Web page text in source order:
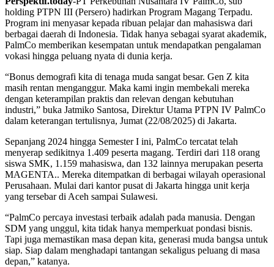
holding PTPN III (Persero) hadirkan Program Magang Terpadu.
Program ini menyasar kepada ribuan pelajar dan mahasiswa dari
berbagai daerah di Indonesia. Tidak hanya sebagai syarat akademik,
PalmCo memberikan kesempatan untuk mendapatkan pengalaman
vokasi hingga peluang nyata di dunia kerja.
“Bonus demografi kita di tenaga muda sangat besar. Gen Z kita
masih rentan menganggur. Maka kami ingin membekali mereka
dengan keterampilan praktis dan relevan dengan kebutuhan
industri,” buka Jatmiko Santosa, Direktur Utama PTPN IV PalmCo
dalam keterangan tertulisnya, Jumat (22/08/2025) di Jakarta.
Sepanjang 2024 hingga Semester I ini, PalmCo tercatat telah
menyerap sedikitnya 1.409 peserta magang. Terdiri dari 118 orang
siswa SMK, 1.159 mahasiswa, dan 132 lainnya merupakan peserta
MAGENTA.. Mereka ditempatkan di berbagai wilayah operasional
Perusahaan. Mulai dari kantor pusat di Jakarta hingga unit kerja
yang tersebar di Aceh sampai Sulawesi.
“PalmCo percaya investasi terbaik adalah pada manusia. Dengan
SDM yang unggul, kita tidak hanya memperkuat pondasi bisnis.
Tapi juga memastikan masa depan kita, generasi muda bangsa untuk
siap. Siap dalam menghadapi tantangan sekaligus peluang di masa
depan,” katanya.